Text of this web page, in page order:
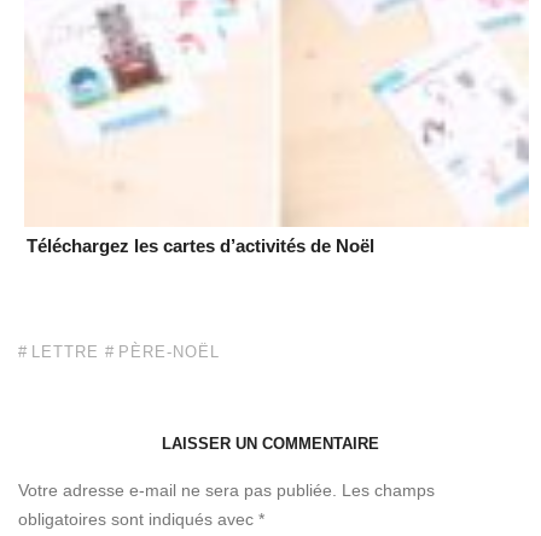
Téléchargez les cartes d’activités de Noël
LETTRE PÈRE-NOËL
LAISSER UN COMMENTAIRE
Votre adresse e-mail ne sera pas publiée. Les champs
obligatoires sont indiqués avec *